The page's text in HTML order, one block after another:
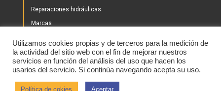
Reparaciones hidráulicas
Marcas
Tienda
Noticias
Utilizamos cookies propias y de terceros para la medición de
la actividad del sitio web con el fin de mejorar nuestros
servicios en función del análisis del uso que hacen los
usarios del servicio. Si continúa navegando acepta su uso.
Política de cokies Aceptar